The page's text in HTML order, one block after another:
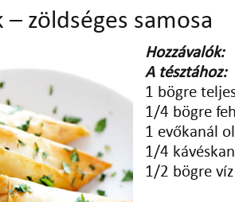
– zöldséges samosa
Hozzávalók:
A tésztához:
1 bögre
1/4 bögre
1 evőkanál
1/4
1/2 bögre víz